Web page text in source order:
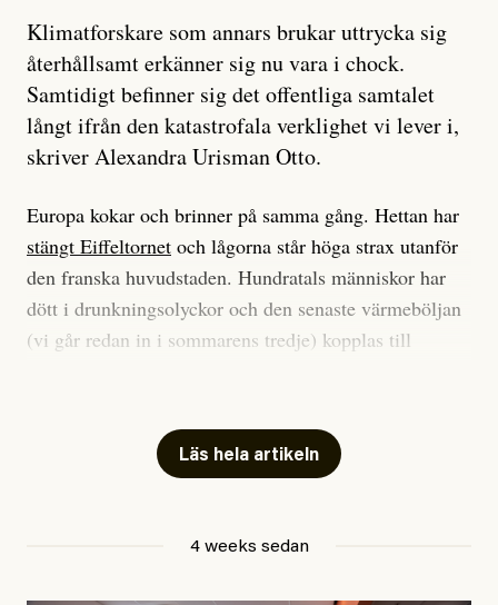
Klimatforskare som annars brukar uttrycka sig
återhållsamt erkänner sig nu vara i chock.
Samtidigt befinner sig det offentliga samtalet
långt ifrån den katastrofala verklighet vi lever i,
skriver Alexandra Urisman Otto.
Europa kokar och brinner på samma gång. Hettan har
stängt Eiffeltornet och lågorna står höga strax utanför
den franska huvudstaden. Hundratals människor har
dött i drunkningsolyckor och den senaste värmeböljan
(vi går redan in i sommarens tredje) kopplas till
Har du också panik i hettan? Känns det som en
mardröm? Bra, allt annat vore fullständigt orimligt.
att han brukar vara ganska återhållsam när han
Läs hela artikeln
4 weeks sedan